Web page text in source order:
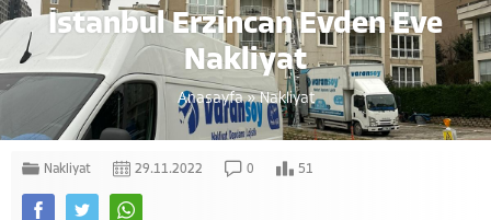
İstanbul Erzincan Evden Eve
Nakliyat
Anasayfa»Nakliyat
Nakliyat 29.11.2022 0 51